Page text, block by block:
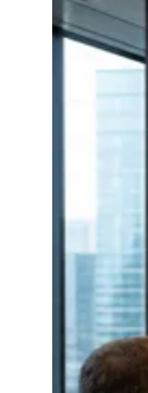
Athletico-PR